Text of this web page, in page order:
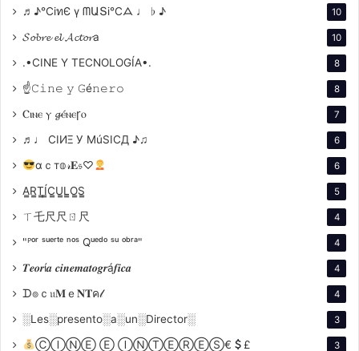
Comparativo – Ecos y contrastes
Mientras Hollywood perfeccionaba el star system con
directores como George Cukor o Douglas Sirk,
Amadori construía en Argentina un cine de estrellas
con figuras como Lamarque, Zully Moreno y Hugo del
Carril. Si Sirk exploraba el melodrama con ironía,
Amadori lo hacía con frontalidad y pasión, buscando
el neorrealismo italiano en la atención al detalle, pero
se inclinaba hacia lo popular y lo sentimental, en
sintonía con el público argentino de su tiempo.
♬♪℃іทЄ ү ᗰԱՏі℃ᗋ ♩ ♭ ♪ 10
𝓢𝓸𝓫𝓻𝓮 𝓮𝓵 𝓐𝓬𝓽𝓸𝓻a 10
.•CINE Y TECNOLOGÍA•. 8
☝𝙲𝚒𝚗𝚎 𝚢 𝙶é𝚗𝚎𝚛𝚘 8
Ⲥⲓⲛⲉ ⲩ 𝓰ⲉ́ⲛⲉꞅⲟ 7
♬♩ CIИΞ У MúSICД ♪♫ 6
αｃт𝕠𝓇𝐄𝔰♡ 6
A̳R̳T̳Í̳C̳U̳L̳O̳S̳ 5
ㄒ乇尺尺ㄖ尺 4
"ᴾᵒʳ ˢᵘᵉʳᵗᵉ ⁿᵒˢ Qᵘᵉᵈᵒ ˢᵘ ᵒᵇʳᵃ" 4
𝑻𝒆𝒐𝒓í𝒂 𝒄𝒊𝒏𝒆𝒎𝒂𝒕𝒐𝒈𝒓á𝒇𝒊𝒄𝒂 4
ᗪ๏ｃ𝔲𝐌ｅ𝐍𝐓ค𝓁 4
░Les░presento░a░un░Director░ 3
ⒸⒾⓃⒺ Ⓔ ⒾⓃⓉⒺⓇⒺⓈ€ £ 3